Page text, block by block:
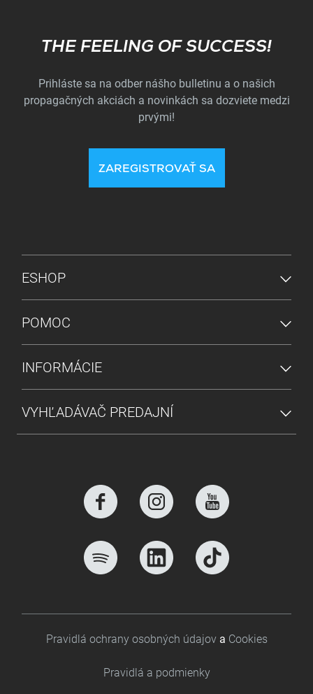
Subscribe
THE FEELING OF SUCCESS!
Prihláste sa na odber nášho bulletinu a o našich
propagačných akciách a novinkách sa dozviete medzi
prvými!
ZAREGISTROVAŤ SA
PONUKA V PÄTE
ESHOP
POMOC
INFORMÁCIE
VYHĽADÁVAČ PREDAJNÍ
Footer bottom
Pravidlá ochrany osobných údajov a Cookies
Pravidlá a podmienky